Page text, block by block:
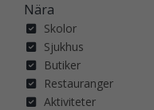
Nära
Skolor
Sjukhus
Butiker
Restauranger
Aktiviteter